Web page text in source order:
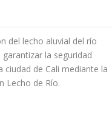
del lecho aluvial del río
garantizar la seguridad
ciudad de Cali mediante la
Lecho de Río.